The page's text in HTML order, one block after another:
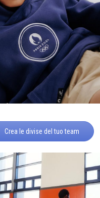
Crea le divise del tuo team